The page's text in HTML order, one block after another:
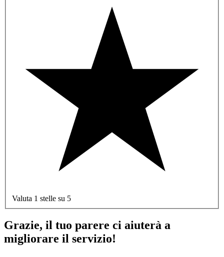
Valuta 1 stelle su 5
Grazie, il tuo parere ci aiuterà a
migliorare il servizio!